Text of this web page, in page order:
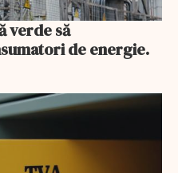
verde să
de energie.